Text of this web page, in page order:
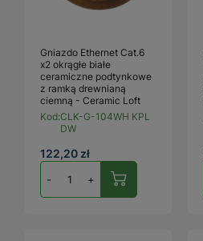
Gniazdo Ethernet Cat.6
x2 okrągłe białe
ceramiczne podtynkowe
z ramką drewnianą
ciemną - Ceramic Loft
Kod:CLK-G-104WH KPL
DW
122,20 zł
- +